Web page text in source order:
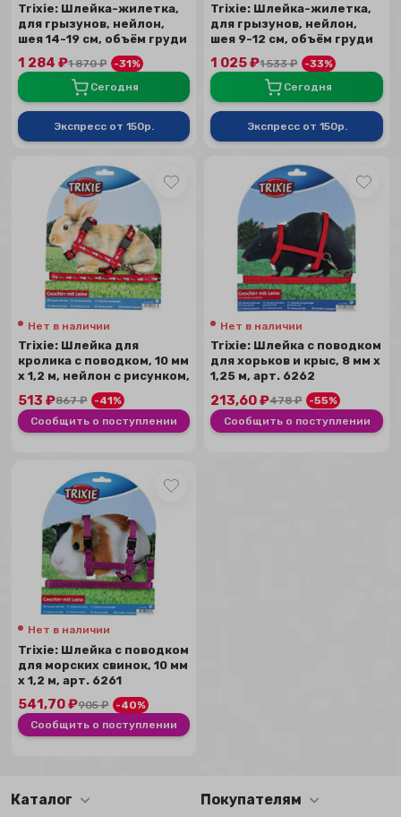
Trixie: Шлейка-жилетка,
для грызунов, нейлон,
шея 14-19 см, объём груди
1 284₽1 870₽
-31%
Сегодня
Экспресс от 150р.
Trixie: Шлейка-жилетка,
для грызунов, нейлон,
шея 9-12 см, объём груди
1 025₽1 533₽
-33%
Сегодня
Экспресс от 150р.
Нет в наличии
Trixie: Шлейка для
кролика с поводком, 10 мм
х 1,2 м, нейлон с рисунком,
513₽867₽
-41%
Сообщить о поступлении
Нет в наличии
Trixie: Шлейка с поводком
для хорьков и крыс, 8 мм х
1,25 м, арт. 6262
213,60₽478₽
-55%
Сообщить о поступлении
Нет в наличии
Trixie: Шлейка с поводком
для морских свинок, 10 мм
х 1,2 м, арт. 6261
541,70₽905₽
-40%
Сообщить о поступлении
Каталог Покупателям